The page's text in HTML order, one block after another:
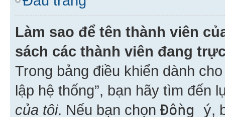
Làm sao để tên thành viên
sách các thành viên đang
Trong bảng điều khiển dành
lập hệ thống”, bạn hãy tìm đến
của tôi. Nếu bạn chọn Đồng ý,